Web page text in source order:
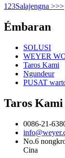
1 23Salajengna >>>
Émbaran
SOLUSI
WEYER
Taros Kami
Ngundeur
PUSAT
Taros Kami
0086-21-
No.6
Cina